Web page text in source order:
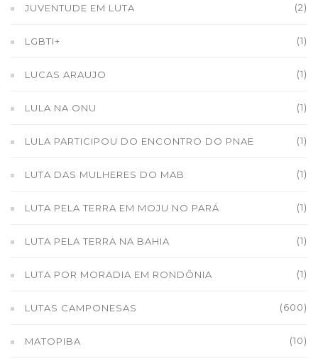
JUVENTUDE EM LUTA (2)
LGBTI+ (1)
LUCAS ARAUJO (1)
LULA NA ONU (1)
LULA PARTICIPOU DO ENCONTRO DO PNAE (1)
LUTA DAS MULHERES DO MAB (1)
LUTA PELA TERRA EM MOJU NO PARÁ (1)
LUTA PELA TERRA NA BAHIA (1)
LUTA POR MORADIA EM RONDÔNIA (1)
LUTAS CAMPONESAS (600)
MATOPIBA (10)